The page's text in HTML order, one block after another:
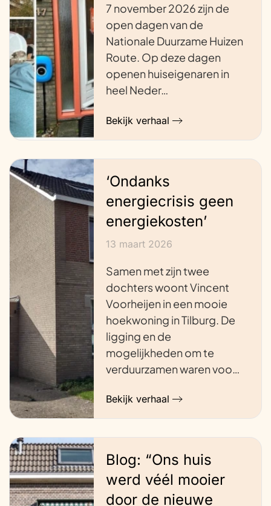
7 november 2026 zijn de
open dagen van de
Nationale Duurzame Huizen
Route. Op deze dagen
openen huiseigenaren in
heel Neder…
Bekijk verhaal
‘Ondanks
energiecrisis geen
energiekosten’
13 maart 2026
Samen met zijn twee
dochters woont Vincent
Voorheijen in een mooie
hoekwoning in Tilburg. De
ligging en de
mogelijkheden om te
verduurzamen waren voo…
Bekijk verhaal
Blog: “Ons huis
werd véél mooier
door de nieuwe